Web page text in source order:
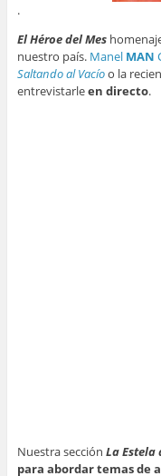
.
El Héroe del Mes
nuestro país. Manel MAN
Saltando al Vacíoo la
entrevistarleen directo.
Nuestra sección La Estela
para abordar temas de